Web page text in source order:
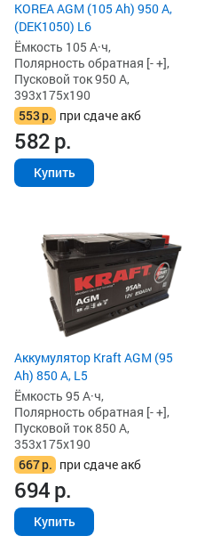
KOREA AGM (105 Ah) 950 А,
(DEK1050) L6
Ёмкость 105 А·ч,
Полярность обратная [- +],
Пусковой ток 950 А,
393x175x190
553р. при сдаче акб
582р.
Купить
Аккумулятор Kraft AGM (95
Ah) 850 А, L5
Ёмкость 95 А·ч,
Полярность обратная [- +],
Пусковой ток 850 А,
353x175x190
667р. при сдаче акб
694р.
Купить